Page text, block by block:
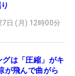
日 (月) 12時00分
は「圧縮」がキ
が飛んで曲がら